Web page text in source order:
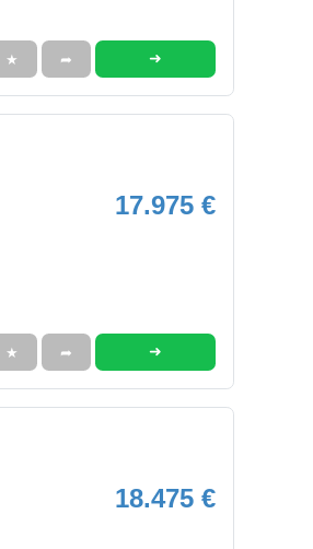
★ ➦ ➜
17.975 €
★ ➦ ➜
18.475 €